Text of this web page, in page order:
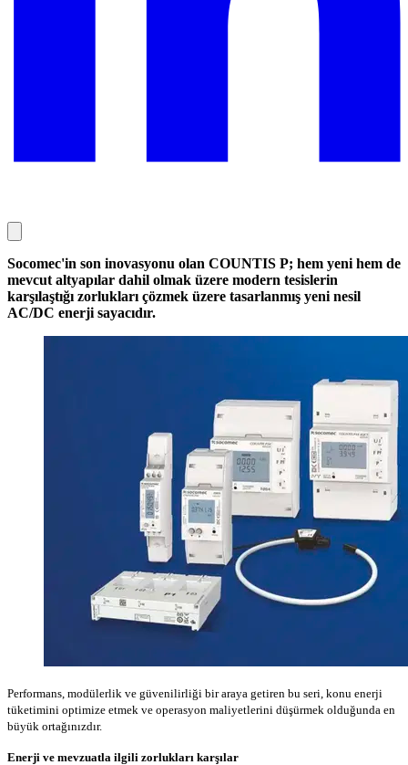
Socomec'in son inovasyonu olan COUNTIS P; hem yeni hem de
mevcut altyapılar dahil olmak üzere modern tesislerin
karşılaştığı zorlukları çözmek üzere tasarlanmış yeni nesil
AC/DC enerji sayacıdır.
Performans, modülerlik ve güvenilirliği bir araya getiren bu seri, konu enerji
tüketimini optimize etmek ve operasyon maliyetlerini düşürmek olduğunda en
büyük ortağınızdır.
Enerji ve mevzuatla ilgili zorlukları karşılar